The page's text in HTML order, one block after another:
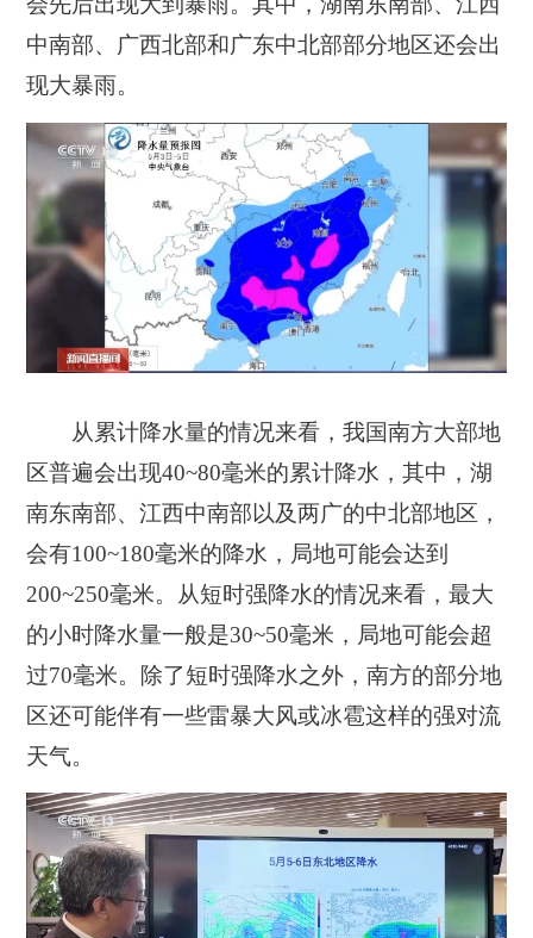
中南部、广西北部和广东中北部部分地区还会出
现大暴雨。
从累计降水量的情况来看，我国南方大部地
区普遍会出现40~80毫米的累计降水，其中，湖
南东南部、江西中南部以及两广的中北部地区，
会有100~180毫米的降水，局地可能会达到
200~250毫米。从短时强降水的情况来看，最大
的小时降水量一般是30~50毫米，局地可能会超
过70毫米。除了短时强降水之外，南方的部分地
区还可能伴有一些雷暴大风或冰雹这样的强对流
天气。